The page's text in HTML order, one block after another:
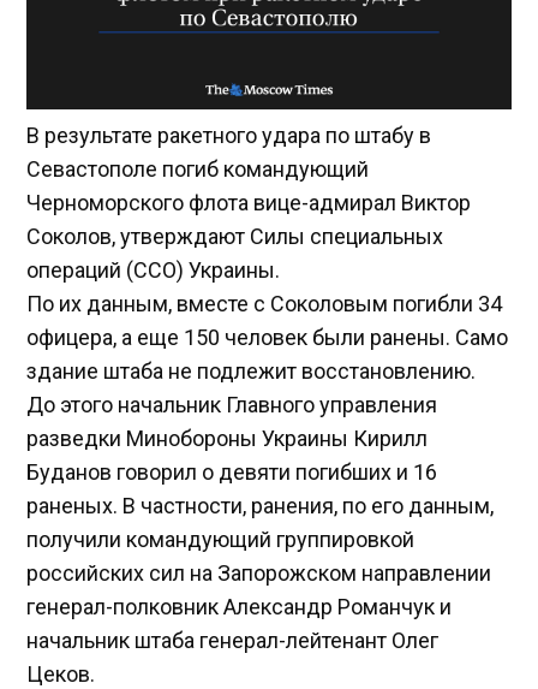
В результате ракетного удара по штабу в
Севастополе погиб командующий
Черноморского флота вице-адмирал Виктор
Соколов, утверждают Силы специальных
операций (ССО) Украины.
По их данным, вместе с Соколовым погибли 34
офицера, а еще 150 человек были ранены. Само
здание штаба не подлежит восстановлению.
До этого начальник Главного управления
разведки Минобороны Украины Кирилл
Буданов говорил о девяти погибших и 16
раненых. В частности, ранения, по его данным,
получили командующий группировкой
российских сил на Запорожском направлении
генерал-полковник Александр Романчук и
начальник штаба генерал-лейтенант Олег
Цеков.